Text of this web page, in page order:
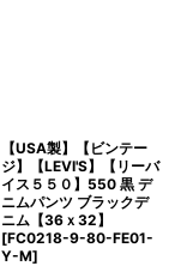
【USA製】【ビンテー
ジ】【LEVI'S】【リーバ
イス５５０】550 黒 デ
ニムパンツ ブラックデ
ニム【36ｘ32】
[FC0218-9-80-FE01-
Y-M]